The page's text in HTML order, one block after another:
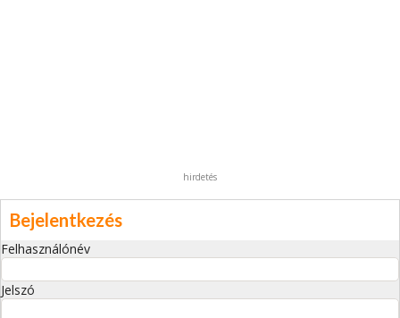
hirdetés
Bejelentkezés
Felhasználónév
Jelszó